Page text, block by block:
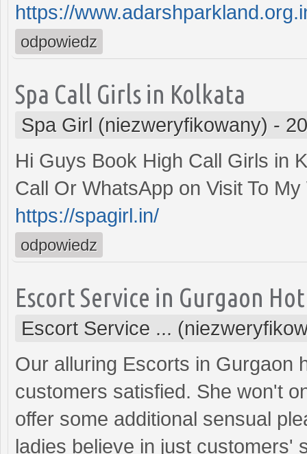
https://
odpowiedz
Spa Call Girls in Kolkata
Spa Girl (niezweryfikowany) -
Hi Guys Book High Call Girls in
Call Or WhatsApp on Visit To My
https://spagirl.in/
odpowiedz
Escort Service in Gurgaon
Escort Service ...
Our alluring Escorts in Gurgaon
customers satisfied. She won't
offer some additional sensual
ladies believe in just customers'